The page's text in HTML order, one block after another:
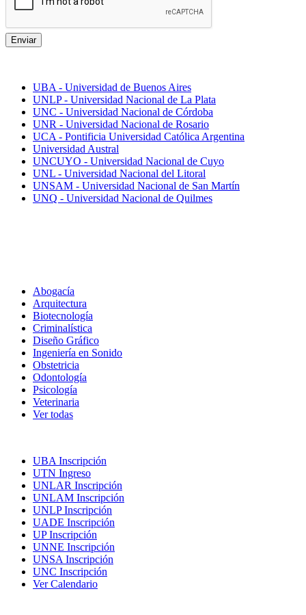
Enviar
UBA - Universidad de Buenos Aires
UNLP - Universidad Nacional de La Plata
UNC - Universidad Nacional de Córdoba
UNR - Universidad Nacional de Rosario
UCA - Pontificia Universidad Católica Argentina
Universidad Austral
UNCUYO - Universidad Nacional de Cuyo
UNL - Universidad Nacional del Litoral
UNSAM - Universidad Nacional de San Martín
UNQ - Universidad Nacional de Quilmes
Abogacía
Arquitectura
Biotecnología
Criminalística
Diseño Gráfico
Ingeniería en Sonido
Obstetricia
Odontología
Psicología
Veterinaria
Ver todas
UBA Inscripción
UTN Ingreso
UNLAR Inscripción
UNLAM Inscripción
UNLP Inscripción
UADE Inscripción
UP Inscripción
UNNE Inscripción
UNSA Inscripción
UNC Inscripción
Ver Calendario